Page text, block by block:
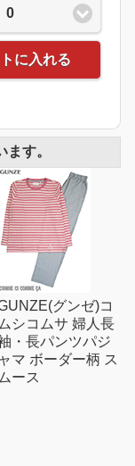
0
に入れる
す。
グンゼ)コ
ムシコムサ 婦人長
・長パンツパジ
ャマ ボーダー柄 ス
ムース